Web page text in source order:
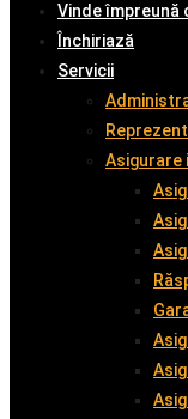
Vinde împreună
Închiriază
Servicii
Asigurare